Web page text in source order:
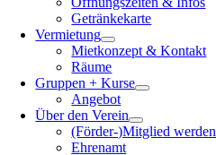
Getränkekarte
Vermietung
Mietkonzept & Kontakt
Räume
Gruppen + Kurse
Angebot
Über den Verein
(Förder-)Mitglied werden
Ehrenamt